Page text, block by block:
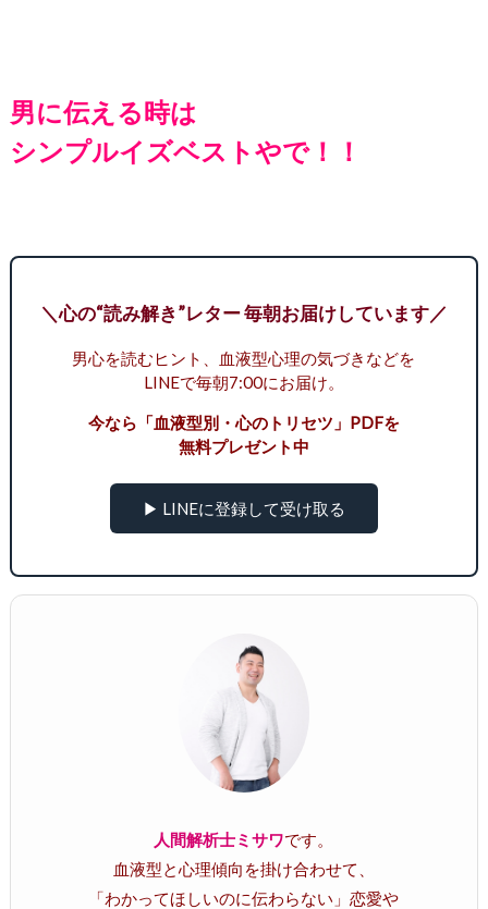
男に伝える時は
シンプルイズベストやで！！
＼心の“読み解き”レター 毎朝お届けしています／
男心を読むヒント、血液型心理の気づきなどを
LINEで毎朝7:00にお届け。
今なら「血液型別・心のトリセツ」PDFを
無料プレゼント中
▶ LINEに登録して受け取る
人間解析士ミサワです。
血液型と心理傾向を掛け合わせて、
「わかってほしいのに伝わらない」恋愛や